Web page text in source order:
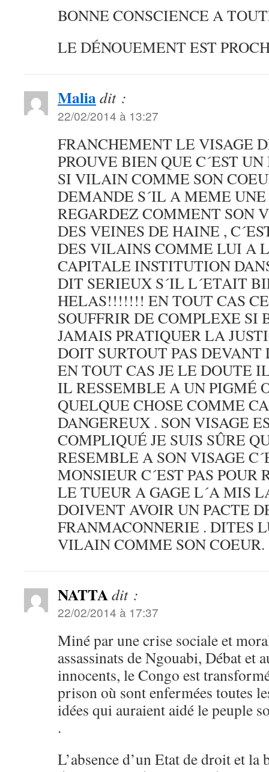
BONNE CONSCIENCE A
LE DÉNOUEMENT EST
Maliadit :
22/02/2014 à 13:27
FRANCHEMENT LE VISAGE
PROUVE BIEN QUE C´EST
SI VILAIN COMME SON
DEMANDE S´IL A MEME
REGARDEZ COMMENT SON
DES VEINES DE HAINE ,
DES VILAINS COMME LUI A
CAPITALE INSTITUTION
DIT SERIEUX S´IL L´ETAIT
HELAS!!!!!!! EN TOUT CAS
SOUFFRIR DE COMPLEXE SI
JAMAIS PRATIQUER LA
DOIT SURTOUT PAS DEVANT
EN TOUT CAS JE LE DOUTE
IL RESSEMBLE A UN PIGMÉ
QUELQUE CHOSE COMME
DANGEREUX . SON VISAGE
COMPLIQUÉ JE SUIS SÛRE
RESEMBLE A SON VISAGE
MONSIEUR C´EST PAS POUR
LE TUEUR A GAGE L´A MIS
DOIVENT AVOIR UN PACTE
FRANMACONNERIE . DITES
VILAIN COMME SON COEUR.
NATTAdit :
22/02/2014 à 17:37
Miné par une crise sociale et
assassinats de Ngouabi, Débat et
innocents, le Congo est
prison où sont enfermées toutes
idées qui auraient aidé le peuple
.
L’absence d’un Etat de droit et